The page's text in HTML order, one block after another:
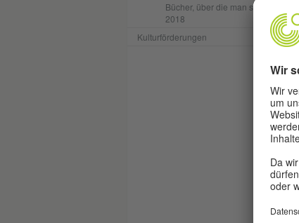
Bücher, über die man spricht
2018
Kulturförderungen